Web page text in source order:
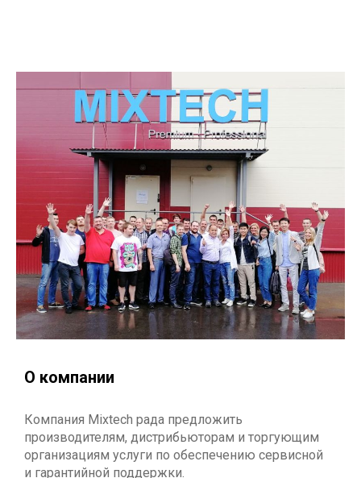
О компании
Компания Mixtech рада предложить
производителям, дистрибьюторам и торгующим
организациям услуги по обеспечению сервисной
и гарантийной поддержки.